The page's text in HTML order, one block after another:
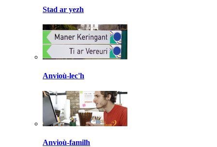
Stad ar yezh
Anvioù-lec'h
Anvioù-familh